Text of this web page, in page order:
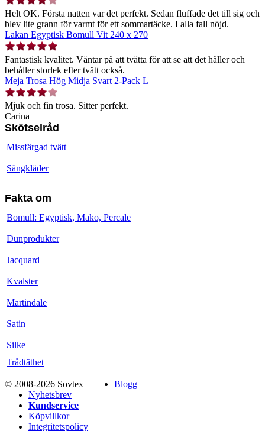
Helt OK. Första natten var det perfekt. Sedan fluffade det till sig och
blev lite grann för varmt för ett sommartäcke. I alla fall nöjd.
Lakan Egyptisk Bomull Vit 240 x 270
Fantastisk kvalitet. Väntar på att tvätta för att se att det håller och
behåller storlek efter tvätt också.
Meja Trosa Hög Midja Svart 2-Pack L
Mjuk och fin trosa. Sitter perfekt.
Carina
Skötselråd
Missfärgad tvätt
Sängkläder
Fakta om
Bomull: Egyptisk, Mako, Percale
Dunprodukter
Jacquard
Kvalster
Martindale
Satin
Silke
Trådtäthet
© 2008-2026 Sovtex
Blogg
Nyhetsbrev
Kundservice
Köpvillkor
Integritetspolicy